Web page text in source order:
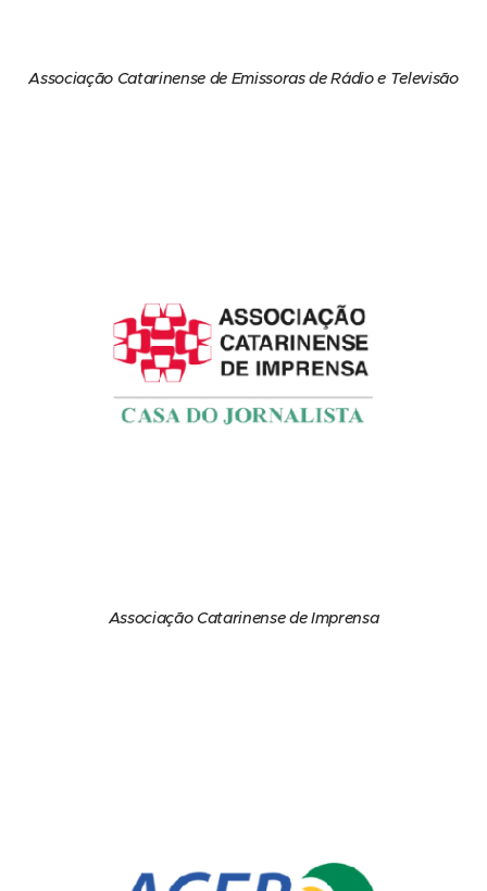
Associação Catarinense de Emissoras de Rádio e Televisão
Associação Catarinense de Imprensa